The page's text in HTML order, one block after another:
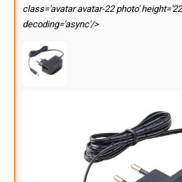
class='avatar avatar-22 photo'
decoding='async'/>